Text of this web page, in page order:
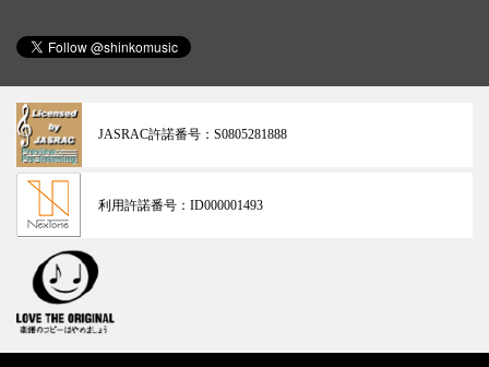
JASRAC許諾番号： S0805281888
利用許諾番号： ID000001493